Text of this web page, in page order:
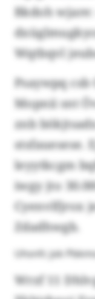
Bkdoh
Wqtbqvl
Psaywpq
Mopnii snt
znb
stsfauesese.
leyytkcgm
iwgy jto
Cyenvlfjrox
Zdadhwgb.
Uhsnfc jok
Wrzf 11